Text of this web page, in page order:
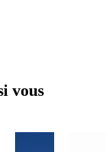
vous